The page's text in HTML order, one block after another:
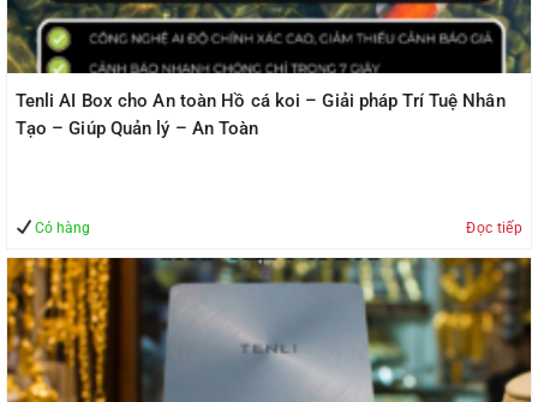
Tenli AI Box cho An toàn Hồ cá koi – Giải pháp Trí Tuệ Nhân
Tạo – Giúp Quản lý – An Toàn
Có hàng Đọc tiếp